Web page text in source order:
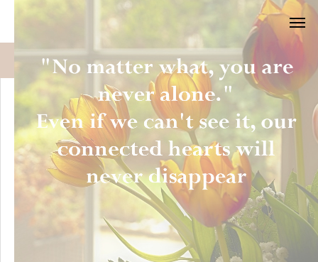
blog No matter what, you are never alone20251013
No matter what, you are never alone20251013
2025.10.13 2025.10.13